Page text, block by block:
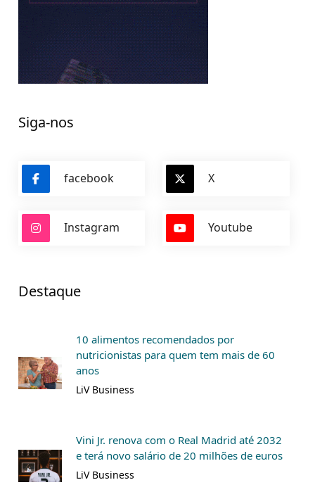
Siga-nos
facebook X
Instagram Youtube
Destaque
10 alimentos recomendados por
nutricionistas para quem tem mais de 60
anos
LiV Business
Vini Jr. renova com o Real Madrid até 2032
e terá novo salário de 20 milhões de euros
LiV Business